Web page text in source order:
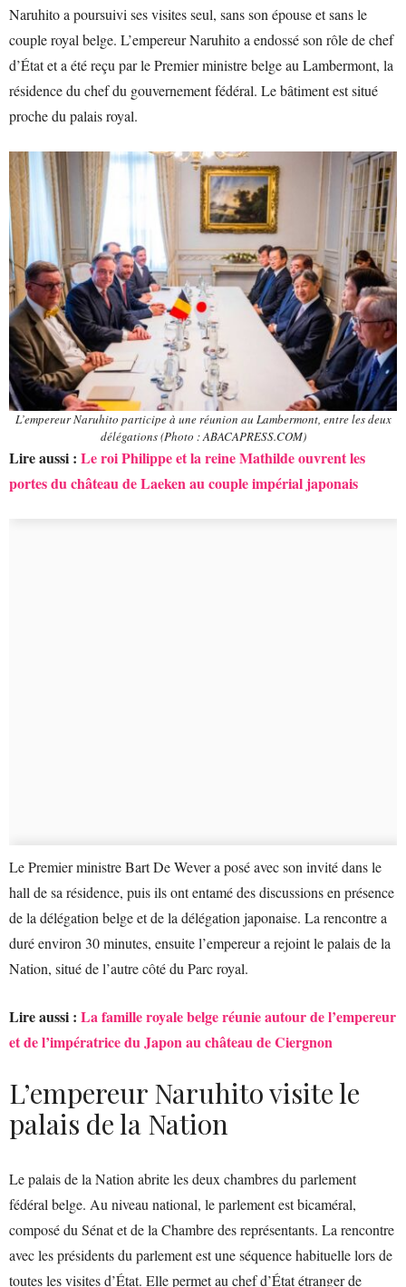
Naruhito a poursuivi ses visites seul, sans son épouse et sans le
couple royal belge. L’empereur Naruhito a endossé son rôle de chef
d’État et a été reçu par le Premier ministre belge au Lambermont, la
résidence du chef du gouvernement fédéral. Le bâtiment est situé
proche du palais royal.
L’empereur Naruhito participe à une réunion au Lambermont, entre les deux
délégations (Photo : ABACAPRESS.COM)
Lire aussi : Le roi Philippe et la reine Mathilde ouvrent les
portes du château de Laeken au couple impérial japonais
Le Premier ministre Bart De Wever a posé avec son invité dans le
hall de sa résidence, puis ils ont entamé des discussions en présence
de la délégation belge et de la délégation japonaise. La rencontre a
duré environ 30 minutes, ensuite l’empereur a rejoint le palais de la
Nation, situé de l’autre côté du Parc royal.
Lire aussi : La famille royale belge réunie autour de l’empereur
et de l’impératrice du Japon au château de Ciergnon
L’empereur Naruhito visite le
palais de la Nation
Le palais de la Nation abrite les deux chambres du parlement
fédéral belge. Au niveau national, le parlement est bicaméral,
composé du Sénat et de la Chambre des représentants. La rencontre
avec les présidents du parlement est une séquence habituelle lors de
toutes les visites d’État. Elle permet au chef d’État étranger de